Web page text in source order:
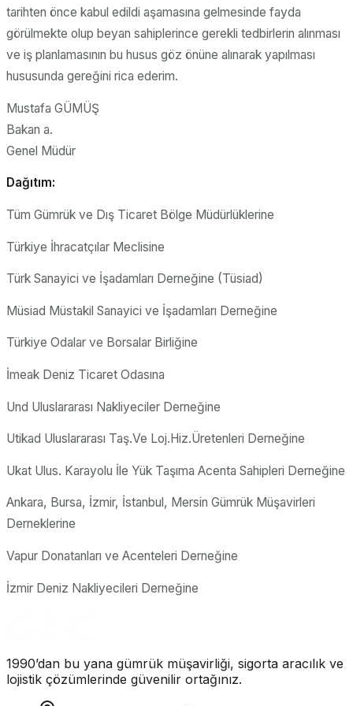
tarihten önce kabul edildi aşamasına gelmesinde fayda
görülmekte olup beyan sahiplerince gerekli tedbirlerin alınması
ve iş planlamasının bu husus göz önüne alınarak yapılması
hususunda gereğini rica ederim.
Mustafa GÜMÜŞ
Bakan a.
Genel Müdür
Dağıtım:
Tüm Gümrük ve Dış Ticaret Bölge Müdürlüklerine
Türkiye İhracatçılar Meclisine
Türk Sanayici ve İşadamları Derneğine (Tüsiad)
Müsiad Müstakil Sanayici ve İşadamları Derneğine
Türkiye Odalar ve Borsalar Birliğine
İmeak Deniz Ticaret Odasına
Und Uluslararası Nakliyeciler Derneğine
Utikad Uluslararası Taş.Ve Loj.Hiz.Üretenleri Derneğine
Ukat Ulus. Karayolu İle Yük Taşıma Acenta Sahipleri Derneğine
Ankara, Bursa, İzmir, İstanbul, Mersin Gümrük Müşavirleri
Derneklerine
Vapur Donatanları ve Acenteleri Derneğine
İzmir Deniz Nakliyecileri Derneğine
1990’dan bu yana gümrük müşavirliği, sigorta aracılık ve
lojistik çözümlerinde güvenilir ortağınız.